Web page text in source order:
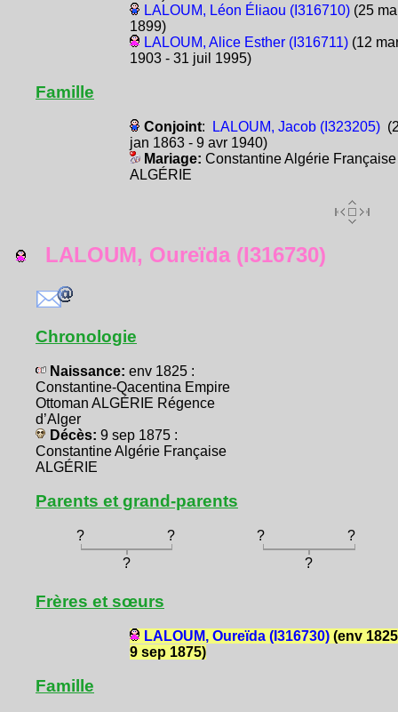
LALOUM, Léon Éliaou (I316710)(25
1899)
LALOUM, Alice Esther (I316711)(12
1903 - 31 juil 1995)
Famille
Conjoint: LALOUM, Jacob (I323205)
jan 1863 - 9 avr 1940)
Mariage: Constantine Algérie Française
ALGÉRIE
LALOUM, Oureïda (I316730)
Chronologie
Naissance: env 1825 :
Constantine-Qacentina Empire
Ottoman ALGÉRIE Régence
d’Alger
Décès: 9 sep 1875 :
Constantine Algérie Française
ALGÉRIE
Parents et grand-parents
? ? ?
?
?
?
Frères et sœurs
LALOUM, Oureïda (I316730)(env
9 sep 1875)
Famille